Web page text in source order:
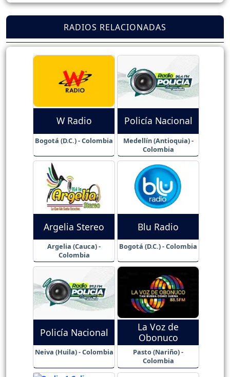
RADIOS RELACIONADAS
W Radio
Bogotá (D.C.) - Colombia
Policía Nacional
Medellín (Antioquia) -
Colombia
Argelia Stereo
Argelia (Cauca) -
Colombia
Blu Radio
Bogotá (D.C.) - Colombia
Policía Nacional
Neiva (Huila) - Colombia
La Voz de
Obonuco
Pasto (Nariño) -
Colombia